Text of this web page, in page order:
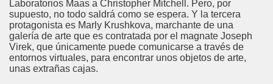
Laboratorios Maas a Christopher Mitchell. Pero, por
supuesto, no todo saldrá como se espera. Y la tercera
protagonista es Marly Krushkova, marchante de una
galería de arte que es contratada por el magnate Joseph
Virek, que únicamente puede comunicarse a través de
entornos virtuales, para encontrar unos objetos de arte,
unas extrañas cajas.